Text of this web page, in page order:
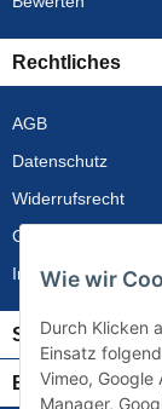
Rechtliches
AGB
Datenschutz
Widerrufsrecht
Gewährleistung
Impressum
Service
Bezahlung &
Wie wir
Durch Klicken
Einsatz
Vimeo, Google
Manager,